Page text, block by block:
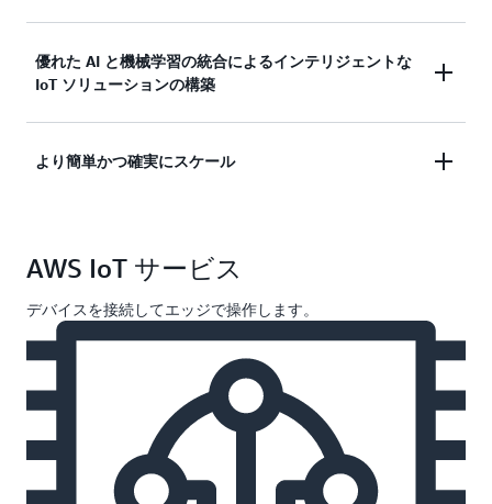
スがあります。
AWS IoT サービスは、アプリケーションとデバイス
のすべての層に対応します。
優れた AI と機械学習の統合によるインテリジェントな
IoT ソリューションの構築
クラウドでモデルを作成し、
最大 25 倍のパフォー
リジェントにします。
より簡単かつ確実にスケール
安全で実績のある伸縮自在なクラウドインフラスト
を構築します。AWS IoT は、他の AWS サービスと
シームレスに統合します。
AWS IoT サービス
デバイスを接続してエッジで操作します。